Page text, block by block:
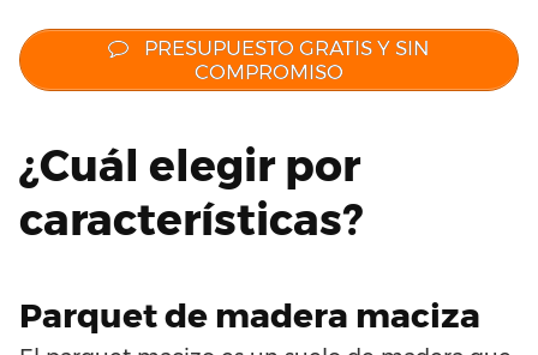
PRESUPUESTO GRATIS Y SIN
COMPROMISO
¿Cuál elegir por
características?
Parquet de madera maciza